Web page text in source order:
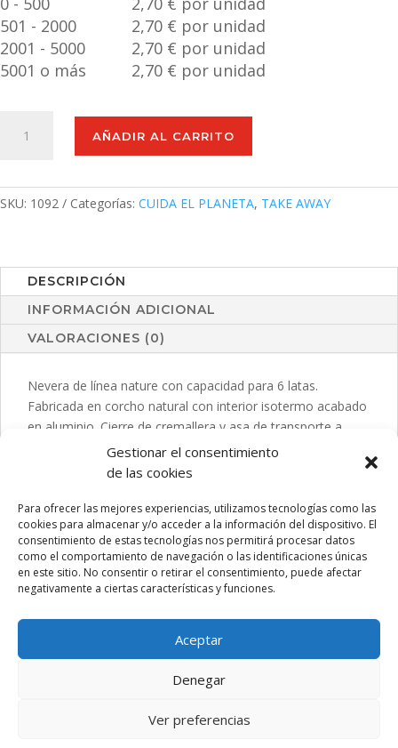
Gestionar el consentimiento
de las cookies
Para ofrecer las mejores experiencias, utilizamos tecnologías como las
cookies para almacenar y/o acceder a la información del dispositivo. El
consentimiento de estas tecnologías nos permitirá procesar datos
como el comportamiento de navegación o las identificaciones únicas
en este sitio. No consentir o retirar el consentimiento, puede afectar
negativamente a ciertas características y funciones.
Aceptar
Denegar
Ver preferencias
501 - 2000
2,70 € por unidad
2001 - 5000
2,70 € por unidad
5001 o más
2,70 € por unidad
Mathia
AÑADIR AL CARRITO
SKU: 1092 Categorías: CUIDA EL PLANETA, TAKE AWAY
DESCRIPCIÓN
INFORMACIÓN ADICIONAL
VALORACIONES (0)
Nevera de línea nature con capacidad para 6 latas.
Fabricada en corcho natural con interior isotermo acabado
en aluminio. Cierre de cremallera y asa de transporte a
juego. Incluye bolsillo exterior con amplia superficie de
PRODUCTOS RELACIONADOS